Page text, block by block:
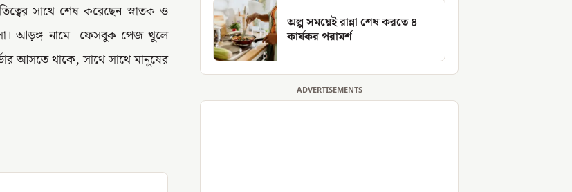
সাথে শেষ করেছেন স্নাতক ও
আড়ঙ্গ নামে ফেসবুক পেজ খুলে
আসতে থাকে, সাথে সাথে মানুষের
অল্প সময়েই রান্না শেষ করতে ৪
কার্যকর পরামর্শ
ADVERTISEMENTS